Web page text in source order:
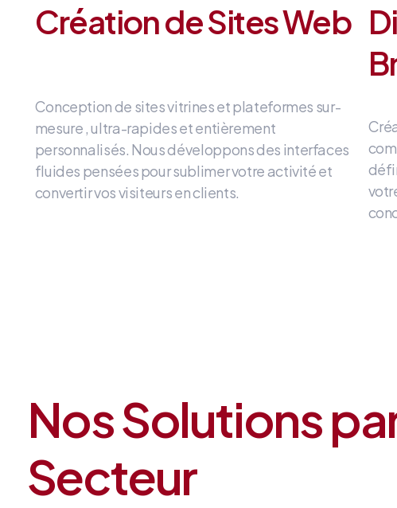
Création de Sites Web
Conception de sites vitrines et plateformes sur-
mesure, ultra-rapides et entièrement
personnalisés. Nous développons des interfaces
fluides pensées pour sublimer votre activité et
convertir vos visiteurs en clients.
Nos Solutions
Secteur